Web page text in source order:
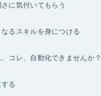
に気付いてもらう
るスキルを身につける
コレ、自動化できませんか？
る